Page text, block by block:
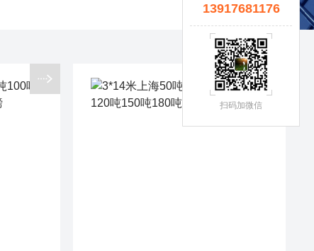
13917681176
扫码加微信